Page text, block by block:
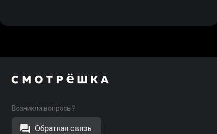
Возникли вопросы?
Обратная связь